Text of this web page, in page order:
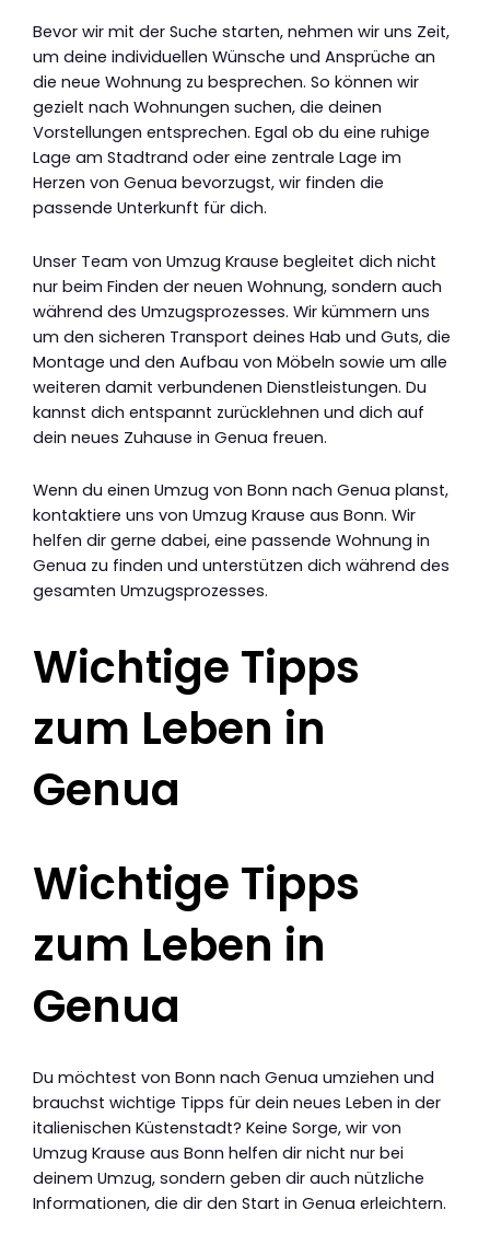
Bevor wir mit der Suche starten, nehmen wir uns Zeit,
um deine individuellen Wünsche und Ansprüche an
die neue Wohnung zu besprechen. So können wir
gezielt nach Wohnungen suchen, die deinen
Vorstellungen entsprechen. Egal ob du eine ruhige
Lage am Stadtrand oder eine zentrale Lage im
Herzen von Genua bevorzugst, wir finden die
passende Unterkunft für dich.
Unser Team von Umzug Krause begleitet dich nicht
nur beim Finden der neuen Wohnung, sondern auch
während des Umzugsprozesses. Wir kümmern uns
um den sicheren Transport deines Hab und Guts, die
Montage und den Aufbau von Möbeln sowie um alle
weiteren damit verbundenen Dienstleistungen. Du
kannst dich entspannt zurücklehnen und dich auf
dein neues Zuhause in Genua freuen.
Wenn du einen Umzug von Bonn nach Genua planst,
kontaktiere uns von Umzug Krause aus Bonn. Wir
helfen dir gerne dabei, eine passende Wohnung in
Genua zu finden und unterstützen dich während des
gesamten Umzugsprozesses.
Wichtige Tipps
zum Leben in
Genua
Wichtige Tipps
zum Leben in
Genua
Du möchtest von Bonn nach Genua umziehen und
brauchst wichtige Tipps für dein neues Leben in der
italienischen Küstenstadt? Keine Sorge, wir von
Umzug Krause aus Bonn helfen dir nicht nur bei
deinem Umzug, sondern geben dir auch nützliche
Informationen, die dir den Start in Genua erleichtern.